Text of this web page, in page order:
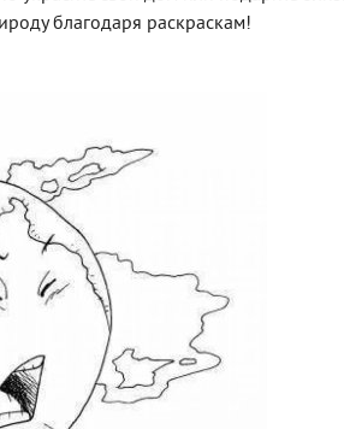
благодаря раскраскам!